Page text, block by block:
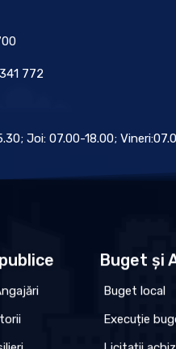
772
Joi: 07.00-18.00;
Buget și
Buget local
Execuție